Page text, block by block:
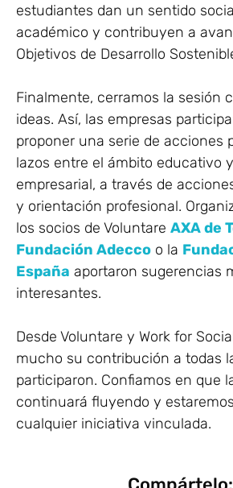
estudiantes dan un sentido
académico y contribuyen a
Objetivos de Desarrollo
Finalmente, cerramos la sesión
ideas. Así, las empresas
proponer una serie de acciones
lazos entre el ámbito educativo
empresarial, a través de
y orientación profesional.
los socios de Voluntare AXA de
Fundación Adecco o la
España aportaron sugerencias
interesantes.
Desde Voluntare y Work for
mucho su contribución a todas
participaron. Confiamos en que
continuará fluyendo y
cualquier iniciativa vinculada.